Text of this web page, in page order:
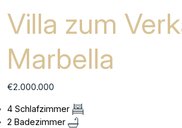
Villa zum
Marbella
€2.000.000
4 Schlafzimmer
2 Badezimmer